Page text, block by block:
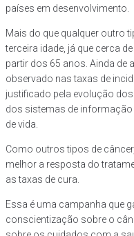
países em desenvolvimento.
Mais do que qualquer outro
terceira idade, já que cerca
partir dos 65 anos. Ainda de
observado nas taxas de
justificado pela evolução
dos sistemas de informação
de vida.
Como outros tipos de
melhor a resposta do
as taxas de cura.
Essa é uma campanha que
conscientização sobre o